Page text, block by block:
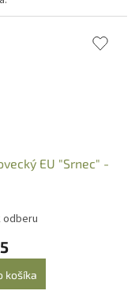
EU "Srnec" -
odberu
košíka